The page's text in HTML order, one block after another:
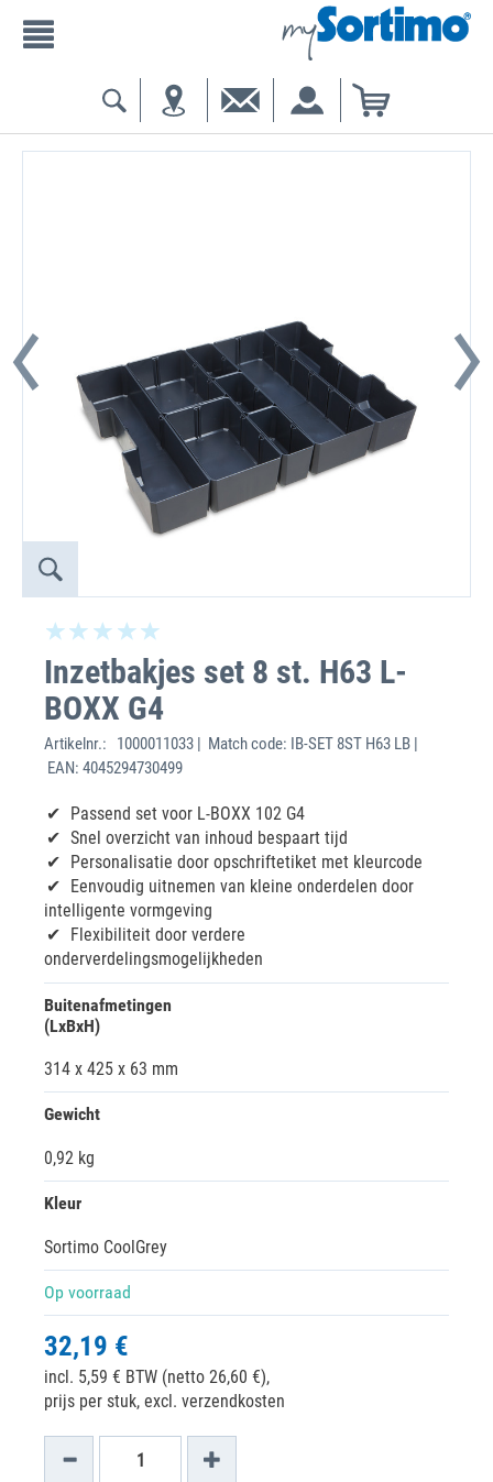
Inzetbakjes set 8 st. H63 L-
BOXX G4
Artikelnr.:
1000011033 | Match code: IB-SET 8ST H63 LB |
EAN: 4045294730499
Passend set voor L-BOXX 102 G4
Snel overzicht van inhoud bespaart tijd
Personalisatie door opschriftetiket met kleurcode
Eenvoudig uitnemen van kleine onderdelen door
intelligente vormgeving
Flexibiliteit door verdere
onderverdelingsmogelijkheden
Buitenafmetingen
(LxBxH)
314 x 425 x 63 mm
Gewicht
0,92 kg
Kleur
Sortimo CoolGrey
Op voorraad
32,19 €
incl. 5,59 € BTW (netto 26,60 €),
prijs per stuk, excl. verzendkosten